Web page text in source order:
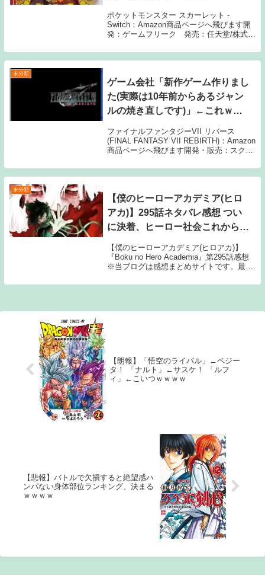
ポケットモンスター スカーレット -
Switch：Amazon商品ページへ飛びます開
発：ゲームフリーク 発売：任天堂/株式会
メンハゲ以外に 2: 名無しさん ピカチュウ
3: 名無しさん ダースベイ...
未分類
ゲーム会社「新作ゲーム作りまし
た(実際は10年前からあるジャン
ルの焼き直しです)」←これｗｗ
ファイナルファンタジーVII リバース
(FINAL FANTASY VII REBIRTH)：Amazon
商品ページへ飛びます開発・販売：スクウ
な大半のゲームこれじゃん 2: 名無しさん
やらなきゃ...
未分類
【僕のヒーローアカデミア(ヒロ
アカ)】295話ネタバレ感想 つい
に決着、ヒーロー社会これからど
【僕のヒーローアカデミア(ヒロアカ)】
『Boku no Hero Academia』第295話感想
※当ブログは感想まとめサイトです。最新
バレと注記しておりますが、マンガ本編の
【朗報】「悟空のライバル」←ベジー
タ！ 「ナルト」←サスケ！ 「ルフ
ィ」←こいつｗｗｗｗ
【悲報】バトルで欠損すると絶望感ハ
ンパない身体部位ランキング、決まる
ｗｗｗｗ